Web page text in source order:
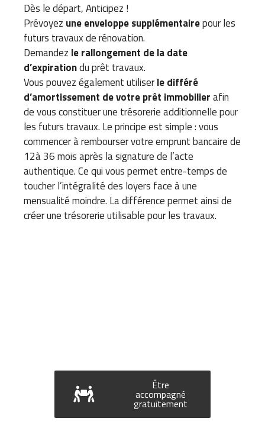
Dès le départ, Anticipez !
Prévoyez une enveloppe supplémentairepour les
futurs travaux de rénovation.
Demandez le rallongement de la date
d’expirationdu prêt travaux.
Vous pouvez également utiliserle différé
d’amortissement de votre prêt immobilierafin
de vous constituer une trésorerie additionnelle pour
les futurs travaux. Le principe est simple : vous
commencer à rembourser votre emprunt bancaire de
12à 36 mois après la signature de l’acte
authentique. Ce qui vous permet entre-temps de
toucher l’intégralité des loyers face à une
mensualité moindre. La différence permet ainsi de
créer une trésorerie utilisable pour les travaux.
Être
accompagné
gratuitement